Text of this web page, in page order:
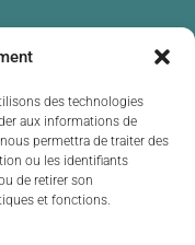
des technologies
aux informations de
permettra de traiter des
ou les identifiants
de retirer son
et fonctions.
à 17h30
13h30 à 17h30